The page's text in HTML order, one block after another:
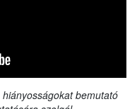
bemutató